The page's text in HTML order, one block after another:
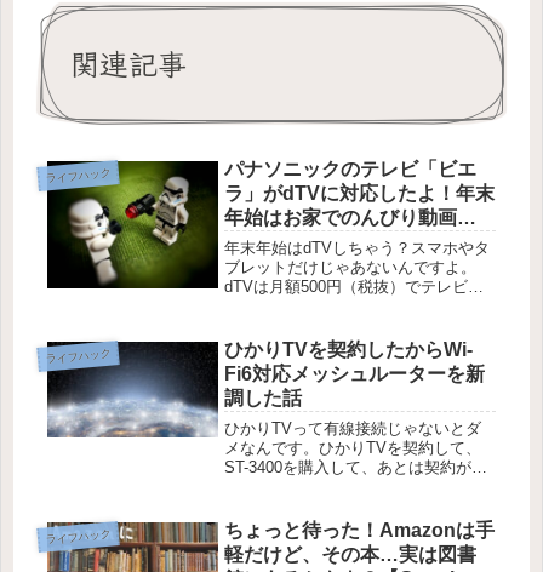
関連記事
ライフハック
パナソニックのテレビ「ビエ
ラ」がdTVに対応したよ！年末
年始はお家でのんびり動画鑑
賞といきましょうか。
年末年始はdTVしちゃう？スマホやタ
ブレットだけじゃあないんですよ。
dTVは月額500円（税抜）でテレビで
が可能なサービスです。1人でシーン
に合わせて利用するもよし、家族...
ライフハック
ひかりTVを契約したからWi-
Fi6対応メッシュルーターを新
調した話
ひかりTVって有線接続じゃないとダ
メなんです。ひかりTVを契約して、
ST-3400を購入して、あとは契約が完
で、危うくつまづくところでした。
ライフハック
ちょっと待った！Amazonは手
軽だけど、その本…実は図書